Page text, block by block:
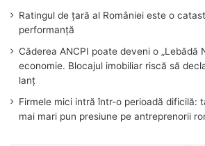
Ratingul de țară al României este o
performanță
Căderea ANCPI poate deveni o „Lebădă
economie. Blocajul imobiliar riscă să
lanț
Firmele mici intră într-o perioadă dificilă:
mai mari pun presiune pe antreprenorii